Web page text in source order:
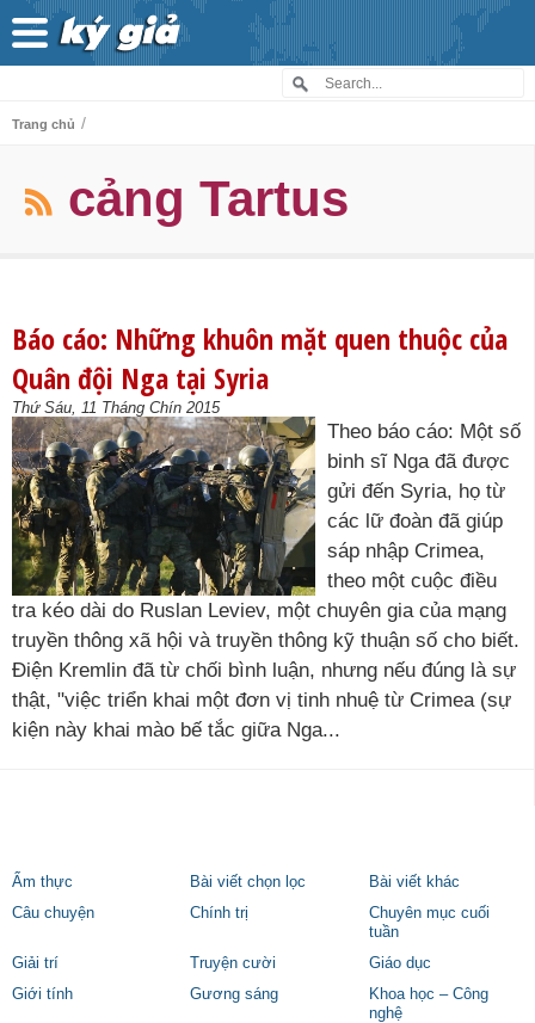
Trang chủ /
cảng Tartus
Báo cáo: Những khuôn mặt quen thuộc của
Quân đội Nga tại Syria
Thứ Sáu, 11 Tháng Chín 2015
Theo báo cáo: Một số
binh sĩ Nga đã được
gửi đến Syria, họ từ
các lữ đoàn đã giúp
sáp nhập Crimea,
theo một cuộc điều
tra kéo dài do Ruslan Leviev, một chuyên gia của mạng
truyền thông xã hội và truyền thông kỹ thuận số cho biết.
Điện Kremlin đã từ chối bình luận, nhưng nếu đúng là sự
thật, "việc triển khai một đơn vị tinh nhuệ từ Crimea (sự
kiện này khai mào bế tắc giữa Nga...
Ẩm thực Bài viết chọn lọc
Bài viết khác
Câu chuyện
Chính trị
Chuyên mục cuối
tuần
Giải trí
Truyện cười
Giáo dục
Giới tính
Gương sáng
Khoa học – Công
nghệ